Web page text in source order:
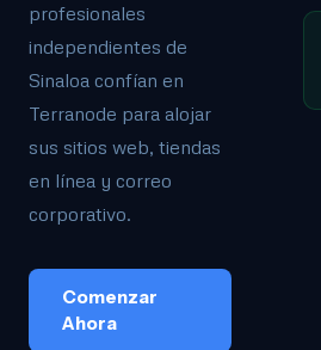
profesionales
independientes de
Sinaloa confían en
Terranode para alojar
sus sitios web, tiendas
en línea y correo
corporativo.
Comenzar
Ahora